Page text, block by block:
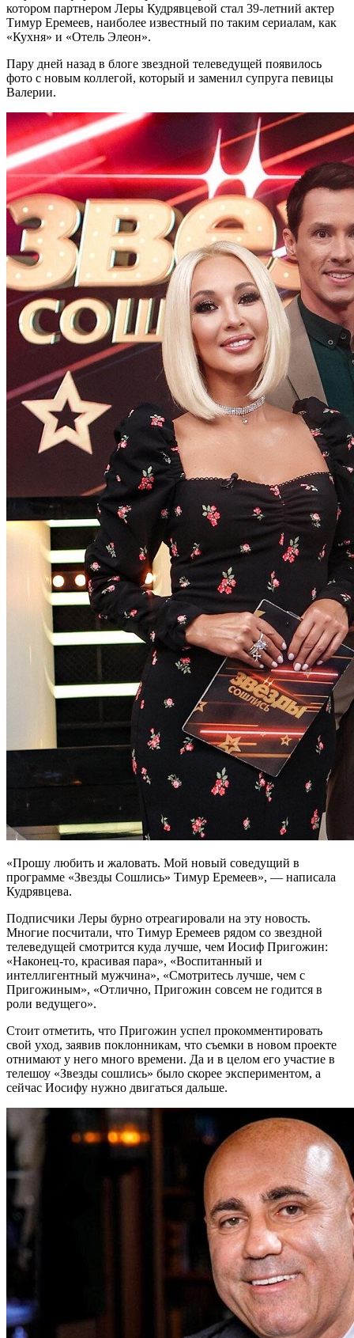
котором партнером Леры Кудрявцевой стал 39-летний актер
Тимур Еремеев, наиболее известный по таким сериалам, как
«Кухня» и «Отель Элеон».
Пару дней назад в блоге звездной телеведущей появилось
фото с новым коллегой, который и заменил супруга певицы
Валерии.
«Прошу любить и жаловать. Мой новый соведущий в
программе «Звезды Сошлись» Тимур Еремеев», — написала
Кудрявцева.
Подписчики Леры бурно отреагировали на эту новость.
Многие посчитали, что Тимур Еремеев рядом со звездной
телеведущей смотрится куда лучше, чем Иосиф Пригожин:
«Наконец-то, красивая пара», «Воспитанный и
интеллигентный мужчина», «Смотритесь лучше, чем с
Пригожиным», «Отлично, Пригожин совсем не годится в
роли ведущего».
Стоит отметить, что Пригожин успел прокомментировать
свой уход, заявив поклонникам, что съемки в новом проекте
отнимают у него много времени. Да и в целом его участие в
телешоу «Звезды сошлись» было скорее экспериментом, а
сейчас Иосифу нужно двигаться дальше.